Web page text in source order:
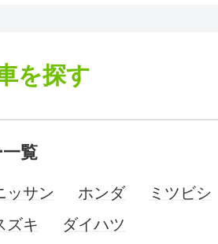
を探す
覧
ッサン ホンダ
ミツビシ
ズキ ダイハツ